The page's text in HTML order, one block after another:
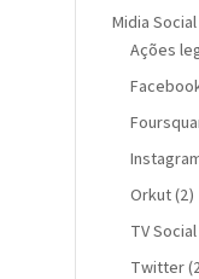
Midia Social
Ações
Orkut(2)
TV Social
Twitter